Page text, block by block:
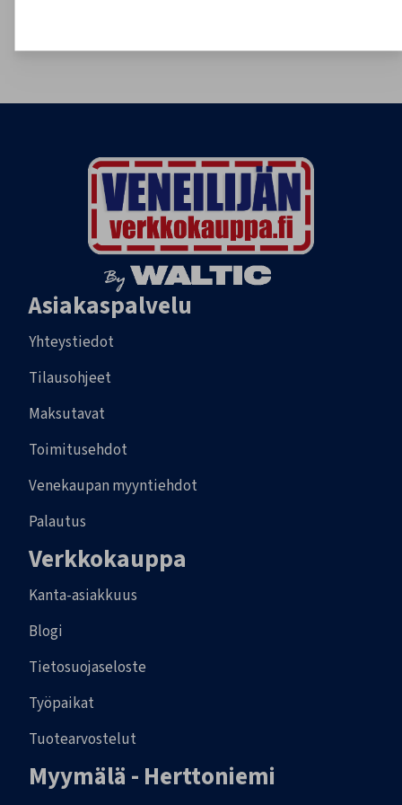
Asiakaspalvelu
Yhteystiedot
Tilausohjeet
Maksutavat
Toimitusehdot
Venekaupan myyntiehdot
Palautus
Verkkokauppa
Kanta-asiakkuus
Blogi
Tietosuojaseloste
Työpaikat
Tuotearvostelut
Myymälä - Herttoniemi